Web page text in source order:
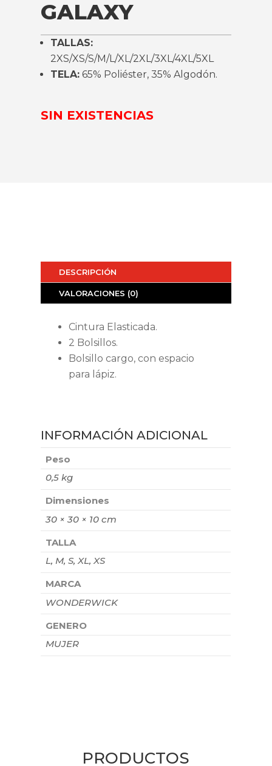
GALAXY
TALLAS:
2XS/XS/S/M/L/XL/2XL/3XL/4XL/5XL
TELA: 65% Poliéster, 35% Algodón.
SIN EXISTENCIAS
DESCRIPCIÓN
VALORACIONES (0)
Cintura Elasticada.
2 Bolsillos.
Bolsillo cargo, con espacio
para lápiz.
INFORMACIÓN ADICIONAL
Peso
0,5 kg
Dimensiones
30 × 30 × 10 cm
TALLA
L, M, S, XL, XS
MARCA
WONDERWICK
GENERO
MUJER
PRODUCTOS